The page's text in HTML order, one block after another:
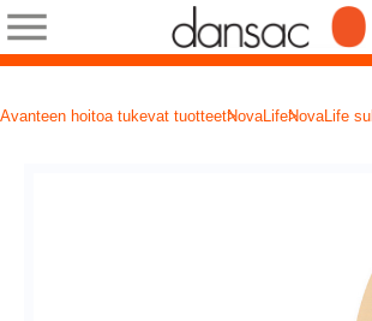
Avanteen hoitoa tukevat tuotteetNovaLifeNovaLife